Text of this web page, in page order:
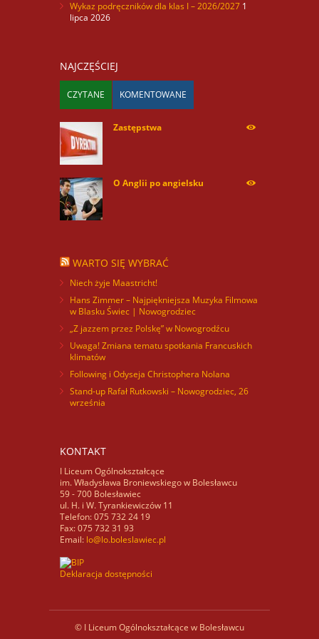
Wykaz podręczników dla klas I – 2026/2027 1
lipca 2026
NAJCZĘŚCIEJ
CZYTANE KOMENTOWANE
Zastępstwa
O Anglii po angielsku
WARTO SIĘ WYBRAĆ
Niech żyje Maastricht!
Hans Zimmer – Najpiękniejsza Muzyka Filmowa
w Blasku Świec | Nowogrodziec
„Z jazzem przez Polskę” w Nowogrodźcu
Uwaga! Zmiana tematu spotkania Francuskich
klimatów
Following i Odyseja Christophera Nolana
Stand-up Rafał Rutkowski – Nowogrodziec, 26
września
KONTAKT
I Liceum Ogólnokształcące
im. Władysława Broniewskiego w Bolesławcu
59 - 700 Bolesławiec
ul. H. i W. Tyrankiewiczów 11
Telefon: 075 732 24 19
Fax: 075 732 31 93
Email: lo@lo.boleslawiec.pl
Deklaracja dostępności
© I Liceum Ogólnokształcące w Bolesławcu